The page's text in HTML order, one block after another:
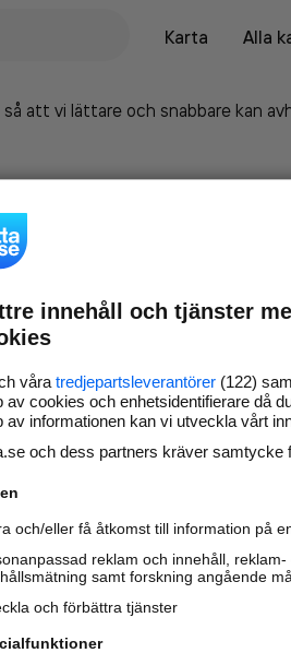
Karta
Alla
att vi lättare och snabbare kan
Marknadsför
nya kunder och
Läs mer här
innehåll och tjänster
våra tredjepartsleverantörer (122)
av cookies och enhetsidentifierare då
av informationen kan vi utveckla vårt
och dess partners kräver samtycke
och/eller få åtkomst till information på
reklam och innehåll, reklam-
samt forskning angående
och förbättra tjänster